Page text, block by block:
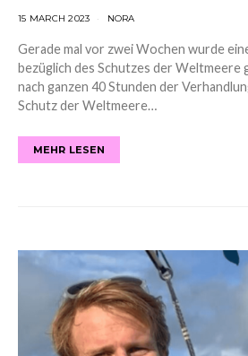
15 MARCH 2023 NORA
Gerade mal vor zwei Wochen wurde
bezüglich des Schutzes der
nach ganzen 40 Stunden der
Schutz der Weltmeere…
MEHR LESEN